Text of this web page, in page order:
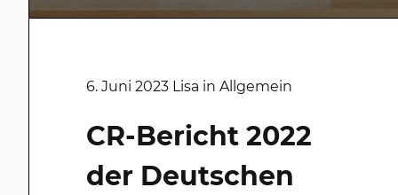
31. Juli 2024 Daniel in Allgemein
Umsetzung
6. Juni 2023 Lisa in Allgemein
CR-Bericht 2022
der Deutschen